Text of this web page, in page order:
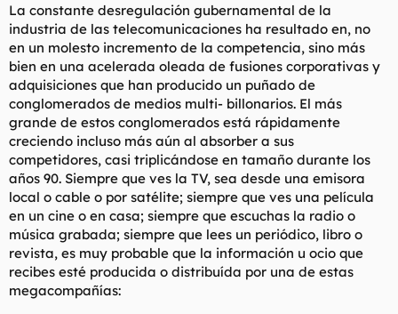
La constante desregulación gubernamental de la
industria de las telecomunicaciones ha resultado en, no
en un molesto incremento de la competencia, sino más
bien en una acelerada oleada de fusiones corporativas y
adquisiciones que han producido un puñado de
conglomerados de medios multi- billonarios. El más
grande de estos conglomerados está rápidamente
creciendo incluso más aún al absorber a sus
competidores, casi triplicándose en tamaño durante los
años 90. Siempre que ves la TV, sea desde una emisora
local o cable o por satélite; siempre que ves una película
en un cine o en casa; siempre que escuchas la radio o
música grabada; siempre que lees un periódico, libro o
revista, es muy probable que la información u ocio que
recibes esté producida o distribuída por una de estas
megacompañías: